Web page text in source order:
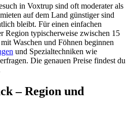
in Voxtrup sind oft moderater als
auf dem Land günstiger sind
bleibt. Für einen einfachen
Region typischerweise zwischen 15
Waschen und Föhnen beginnen
und Spezialtechniken wie
Die genauen Preise findest du
– Region und